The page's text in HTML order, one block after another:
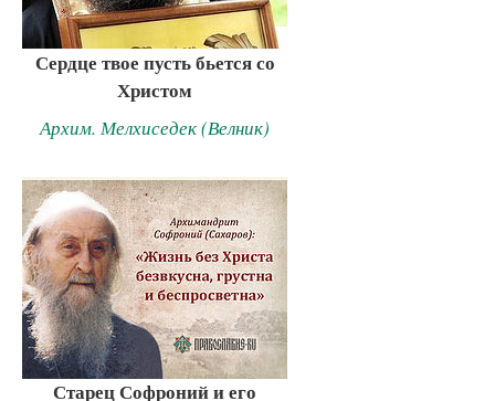
Сердце твое пусть бьется со
Христом
Архим. Мелхиседек (Велник)
Старец Софроний и его